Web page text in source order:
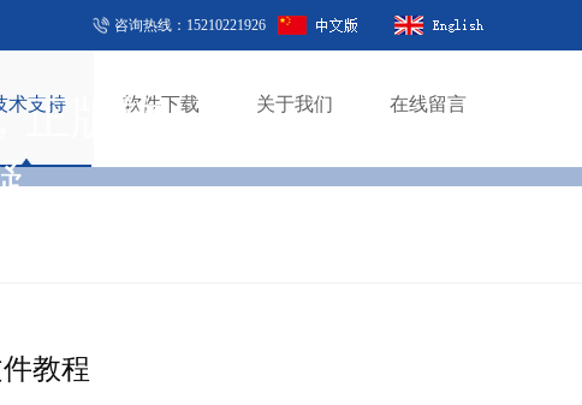
咨询热线：15210221926
术支持 软件下载 关于我们 在线留言
正版软
教程